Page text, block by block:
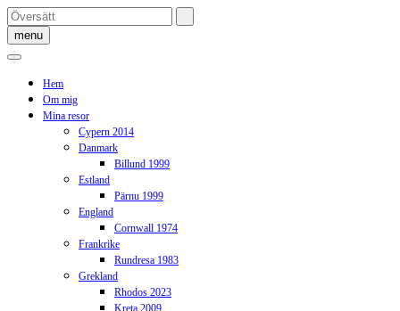
Skip
to
content
menu
Hem
Om mig
Mina resor
Cypern 2014
Danmark
Billund 1999
Estland
Pärnu 1999
England
Cornwall 1974
Frankrike
Rundresa 1983
Grekland
Rhodos 2023
Kreta 2009